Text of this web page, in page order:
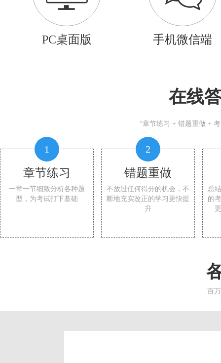
PC桌面版 手机微信端
在线
“章节练习 + 错题重做 +
1
章节练习
一章一节细致分析各种题
型，为考试打下基础
2
错题重做
不放过任何得分的机会，不
断地充实改正的学习更快提
升
总
的
百